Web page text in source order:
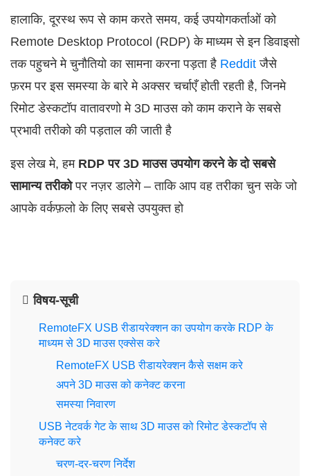
हालाकि, दूरस्थ रूप से काम करते समय, कई उपयोगकर्ताओं को
Remote Desktop Protocol (RDP) के माध्यम से इन डिवाइसो
तक पहुचने मे चुनौतियो का सामना करना पड़ता है Reddit जैसे
फ़रम पर इस समस्या के बारे मे अक्सर चर्चाएँ होती रहती है, जिनमे
रिमोट डेस्कटॉप वातावरणो मे 3D माउस को काम कराने के सबसे
प्रभावी तरीको की पड़ताल की जाती है
इस लेख मे, हम RDP पर 3D माउस उपयोग करने के दो सबसे
सामान्य तरीकोपर नज़र डालेगे – ताकि आप वह तरीका चुन सके जो
आपके वर्कफ़लो के लिए सबसे उपयुक्त हो
विषय-सूची
RemoteFX USB रीडायरेक्शन का उपयोग करके RDP के
माध्यम से 3D माउस एक्सेस करे
RemoteFX USB रीडायरेक्शन कैसे सक्षम करे
अपने 3D माउस को कनेक्ट करना
समस्या निवारण
USB नेटवर्क गेट के साथ 3D माउस को रिमोट डेस्कटॉप से
कनेक्ट करे
चरण-दर-चरण निर्देश